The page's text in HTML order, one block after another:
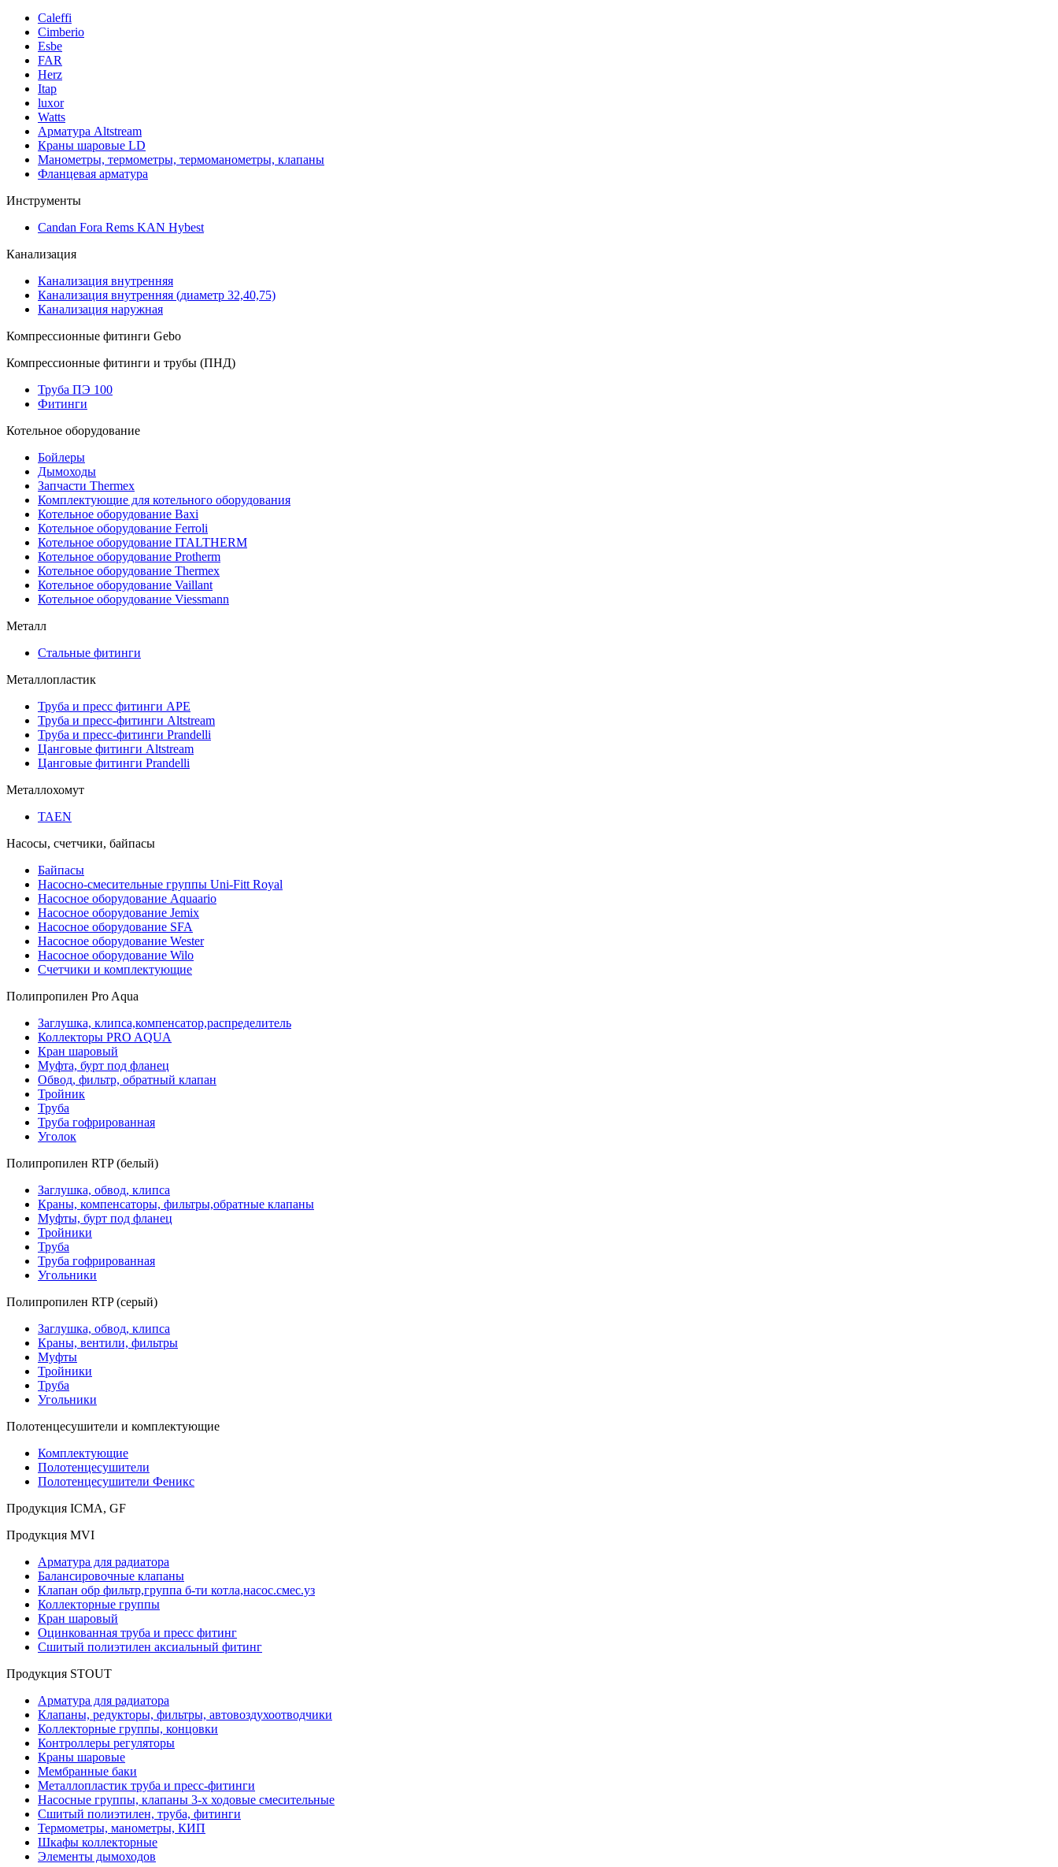
Caleffi
Cimberio
Esbe
FAR
Herz
Itap
luxor
Watts
Арматура Altstream
Краны шаровые LD
Манометры, термометры, термоманометры, клапаны
Фланцевая арматура
Инструменты
Candan Fora Rems KAN Hybest
Канализация
Канализация внутренняя
Канализация внутренняя (диаметр 32,40,75)
Канализация наружная
Компрессионные фитинги Gebo
Компрессионные фитинги и трубы (ПНД)
Труба ПЭ 100
Фитинги
Котельное оборудование
Бойлеры
Дымоходы
Запчасти Thermex
Комплектующие для котельного оборудования
Котельное оборудование Baxi
Котельное оборудование Ferroli
Котельное оборудование ITALTHERM
Котельное оборудование Protherm
Котельное оборудование Thermex
Котельное оборудование Vaillant
Котельное оборудование Viessmann
Металл
Стальные фитинги
Металлопластик
Труба и пресс фитинги APE
Труба и пресс-фитинги Altstream
Труба и пресс-фитинги Prandelli
Цанговые фитинги Altstream
Цанговые фитинги Prandelli
Металлохомут
TAEN
Насосы, счетчики, байпасы
Байпасы
Насосно-смесительные группы Uni-Fitt Royal
Насосное оборудование Aquaario
Насосное оборудование Jemix
Насосное оборудование SFA
Насосное оборудование Wester
Насосное оборудование Wilo
Счетчики и комплектующие
Полипропилен Pro Aqua
Заглушка, клипса,компенсатор,распределитель
Коллекторы PRO AQUA
Кран шаровый
Муфта, бурт под фланец
Обвод, фильтр, обратный клапан
Тройник
Труба
Труба гофрированная
Уголок
Полипропилен RTP (белый)
Заглушка, обвод, клипса
Краны, компенсаторы, фильтры,обратные клапаны
Муфты, бурт под фланец
Тройники
Труба
Труба гофрированная
Угольники
Полипропилен RTP (серый)
Заглушка, обвод, клипса
Краны, вентили, фильтры
Муфты
Тройники
Труба
Угольники
Полотенцесушители и комплектующие
Комплектующие
Полотенцесушители
Полотенцесушители Феникс
Продукция ICMA, GF
Продукция MVI
Арматура для радиатора
Балансировочные клапаны
Клапан обр фильтр,группа б-ти котла,насос.смес.уз
Коллекторные группы
Кран шаровый
Оцинкованная труба и пресс фитинг
Сшитый полиэтилен аксиальный фитинг
Продукция STOUT
Арматура для радиатора
Клапаны, редукторы, фильтры, автовоздухоотводчики
Коллекторные группы, концовки
Контроллеры регуляторы
Краны шаровые
Мембранные баки
Металлопластик труба и пресс-фитинги
Насосные группы, клапаны 3-х ходовые смесительные
Сшитый полиэтилен, труба, фитинги
Термометры, манометры, КИП
Шкафы коллекторные
Элементы дымоходов